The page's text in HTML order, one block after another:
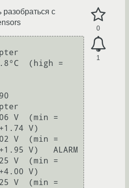
0
1
с
(high =
V  (min =
+1.74 V)
V  (min =
V)   ALARM
V  (min =
+4.00 V)
V  (min =